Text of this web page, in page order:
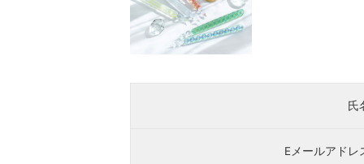
氏
Eメールアドレ